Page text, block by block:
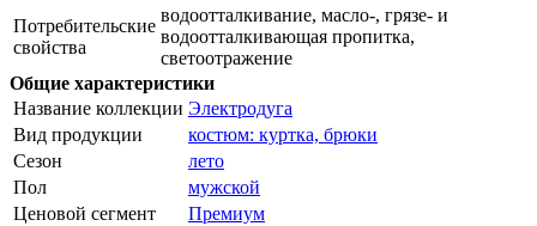
Потребительские
свойства
водоотталкивание, масло-, грязе- и
водоотталкивающая пропитка,
светоотражение
Общие характеристики
Название коллекции Электродуга
Вид продукции
костюм: куртка, брюки
Сезон
лето
Пол
мужской
Ценовой сегмент
Премиум